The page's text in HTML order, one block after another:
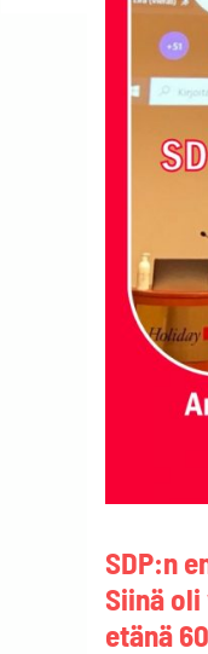
SDP:n
Siinä
etänä